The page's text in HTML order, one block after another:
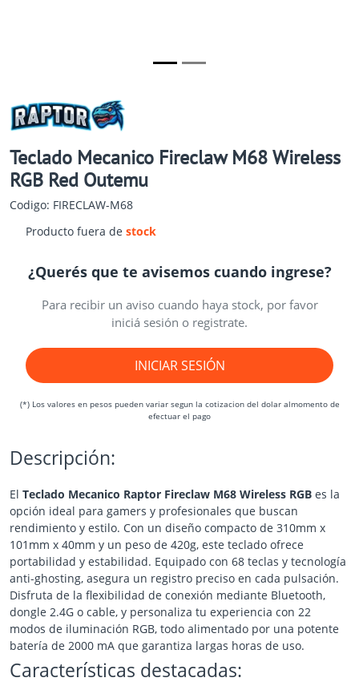
Teclado Mecanico Fireclaw M68 Wireless
RGB Red Outemu
Codigo: FIRECLAW-M68
Producto fuera de stock
¿Querés que te avisemos cuando ingrese?
Para recibir un aviso cuando haya stock, por favor
iniciá sesión o registrate.
INICIAR SESIÓN
(*) Los valores en pesos pueden variar segun la cotizacion del dolar almomento de
efectuar el pago
Descripción:
El Teclado Mecanico Raptor Fireclaw M68 Wireless RGB es la
opción ideal para gamers y profesionales que buscan
rendimiento y estilo. Con un diseño compacto de 310mm x
101mm x 40mm y un peso de 420g, este teclado ofrece
portabilidad y estabilidad. Equipado con 68 teclas y tecnología
anti-ghosting, asegura un registro preciso en cada pulsación.
Disfruta de la flexibilidad de conexión mediante Bluetooth,
dongle 2.4G o cable, y personaliza tu experiencia con 22
modos de iluminación RGB, todo alimentado por una potente
batería de 2000 mA que garantiza largas horas de uso.
Características destacadas: